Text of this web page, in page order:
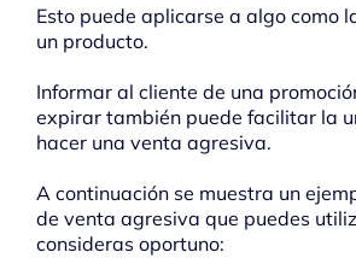
Esto puede aplicarse a algo como
un producto.
Informar al cliente de una
expirar también puede facilitar la
hacer una venta agresiva.
A continuación se muestra un
de venta agresiva que puedes
consideras oportuno: